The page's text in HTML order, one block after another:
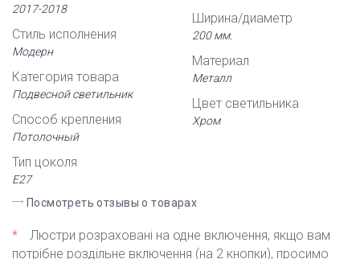
2017-2018
Стиль исполнения
Модерн
Категория товара
Подвесной светильник
Способ крепления
Потолочный
Тип цоколя
Е27
Ширина/диаметр
200 мм.
Материал
Металл
Цвет светильника
Хром
Посмотреть отзывы о товарах
*
Люстри розраховані на одне включення, якщо вам
потрібне роздільне включення (на 2 кнопки), просимо